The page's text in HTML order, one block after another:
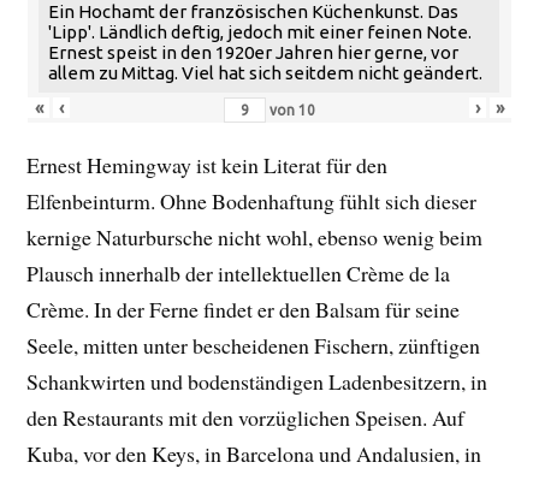
Ein Hochamt der französischen Küchenkunst. Das
'Lipp'. Ländlich deftig, jedoch mit einer feinen Note.
Ernest speist in den 1920er Jahren hier gerne, vor
allem zu Mittag. Viel hat sich seitdem nicht geändert.
«
‹ von 10 › »
Ernest Hemingway ist kein Literat für den
Elfenbeinturm. Ohne Bodenhaftung fühlt sich dieser
kernige Naturbursche nicht wohl, ebenso wenig beim
Plausch innerhalb der intellektuellen Crème de la
Crème. In der Ferne findet er den Balsam für seine
Seele, mitten unter bescheidenen Fischern, zünftigen
Schankwirten und bodenständigen Ladenbesitzern, in
den Restaurants mit den vorzüglichen Speisen. Auf
Kuba, vor den Keys, in Barcelona und Andalusien, in